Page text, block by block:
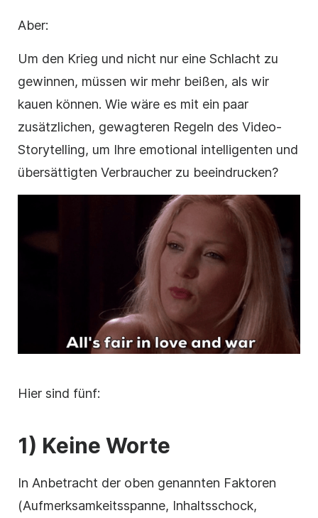
Aber:
Um den Krieg und nicht nur eine Schlacht zu
gewinnen, müssen wir mehr beißen, als wir
kauen können. Wie wäre es mit ein paar
zusätzlichen, gewagteren Regeln des Video-
Storytelling, um Ihre emotional intelligenten und
übersättigten Verbraucher zu beeindrucken?
Hier sind fünf:
1) Keine Worte
In Anbetracht der oben genannten Faktoren
(Aufmerksamkeitsspanne, Inhaltsschock,